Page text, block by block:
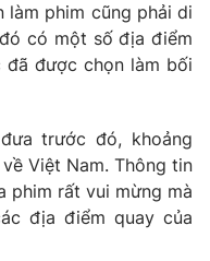
làm phim cũng phải di
có một số địa điểm
đã được chọn làm bối
trước đó, khoảng
Việt Nam. Thông tin
phim rất vui mừng mà
địa điểm quay của